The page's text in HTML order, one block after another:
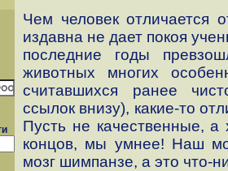
Чем человек отличается
издавна не дает покоя
последние годы
животных многих
считавшихся ранее
ссылок внизу), какие-то
Пусть не качественные,
концов, мы умнее! Наш
мозг шимпанзе, а это что-